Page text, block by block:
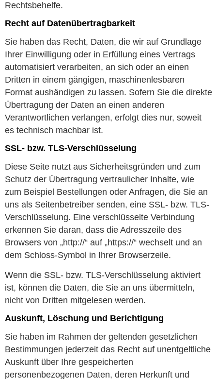
Rechtsbehelfe.
Recht auf Daten­übertrag­barkeit
Sie haben das Recht, Daten, die wir auf Grundlage
Ihrer Einwilligung oder in Erfüllung eines Vertrags
automatisiert verarbeiten, an sich oder an einen
Dritten in einem gängigen, maschinenlesbaren
Format aushändigen zu lassen. Sofern Sie die direkte
Übertragung der Daten an einen anderen
Verantwortlichen verlangen, erfolgt dies nur, soweit
es technisch machbar ist.
SSL- bzw. TLS-Verschlüsselung
Diese Seite nutzt aus Sicherheitsgründen und zum
Schutz der Übertragung vertraulicher Inhalte, wie
zum Beispiel Bestellungen oder Anfragen, die Sie an
uns als Seitenbetreiber senden, eine SSL- bzw. TLS-
Verschlüsselung. Eine verschlüsselte Verbindung
erkennen Sie daran, dass die Adresszeile des
Browsers von „http://“ auf „https://“ wechselt und an
dem Schloss-Symbol in Ihrer Browserzeile.
Wenn die SSL- bzw. TLS-Verschlüsselung aktiviert
ist, können die Daten, die Sie an uns übermitteln,
nicht von Dritten mitgelesen werden.
Auskunft, Löschung und Berichtigung
Sie haben im Rahmen der geltenden gesetzlichen
Bestimmungen jederzeit das Recht auf unentgeltliche
Auskunft über Ihre gespeicherten
personenbezogenen Daten, deren Herkunft und